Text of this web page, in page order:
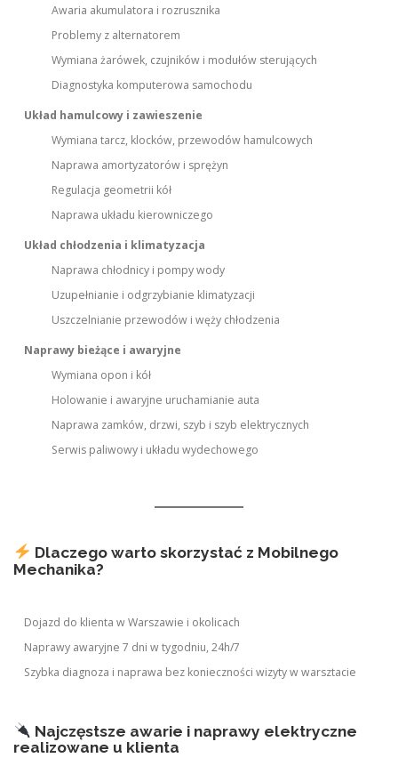
Awaria akumulatora i rozrusznika
Problemy z alternatorem
Wymiana żarówek, czujników i modułów sterujących
Diagnostyka komputerowa samochodu
Układ hamulcowy i zawieszenie
Wymiana tarcz, klocków, przewodów hamulcowych
Naprawa amortyzatorów i sprężyn
Regulacja geometrii kół
Naprawa układu kierowniczego
Układ chłodzenia i klimatyzacja
Naprawa chłodnicy i pompy wody
Uzupełnianie i odgrzybianie klimatyzacji
Uszczelnianie przewodów i węży chłodzenia
Naprawy bieżące i awaryjne
Wymiana opon i kół
Holowanie i awaryjne uruchamianie auta
Naprawa zamków, drzwi, szyb i szyb elektrycznych
Serwis paliwowy i układu wydechowego
Dlaczego warto skorzystać z Mobilnego
Mechanika?
Dojazd do klienta w Warszawie i okolicach
Naprawy awaryjne 7 dni w tygodniu, 24h/7
Szybka diagnoza i naprawa bez konieczności wizyty w warsztacie
Najczęstsze awarie i naprawy elektryczne
realizowane u klienta